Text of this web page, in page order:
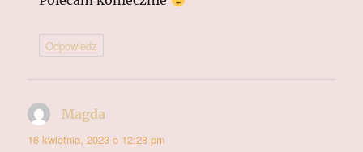
Odpowiedz
Magda
16 kwietnia, 2023 o 12:28 pm